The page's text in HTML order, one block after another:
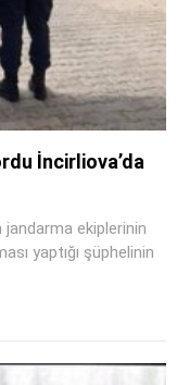
İncirliova’da
jandarma ekiplerinin
yaptığı şüphelinin